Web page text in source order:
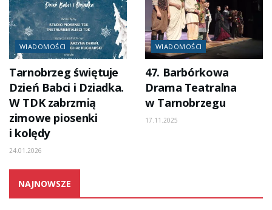
WIADOMOŚCI
Tarnobrzeg świętuje
Dzień Babci i Dziadka.
W TDK zabrzmią
zimowe piosenki
i kolędy
24.01.2026
WIADOMOŚCI
47. Barbórkowa
Drama Teatralna
w Tarnobrzegu
17.11.2025
NAJNOWSZE